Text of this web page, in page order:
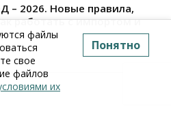
– 2026. Новые правила,
работать с импортом и
файлы
свое
файлов
их
Понятно